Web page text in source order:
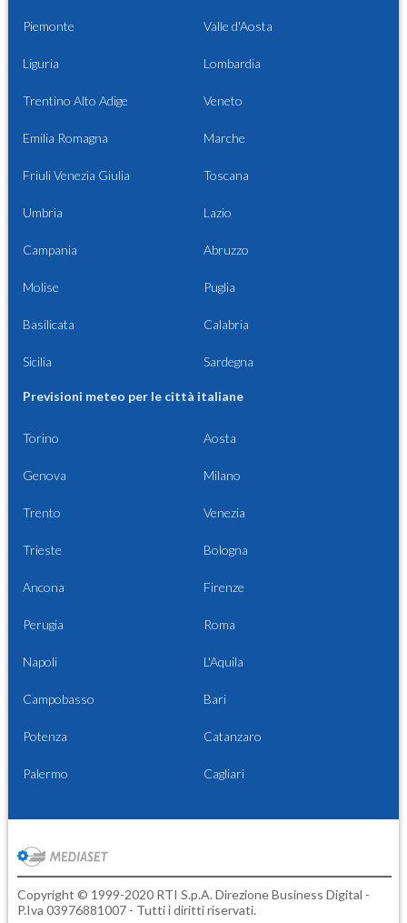
Piemonte Valle d'Aosta
Liguria Lombardia
Trentino Alto Adige Veneto
Emilia Romagna Marche
Friuli Venezia Giulia Toscana
Umbria Lazio
Campania Abruzzo
Molise Puglia
Basilicata Calabria
Sicilia Sardegna
Previsioni meteo per le città italiane
Torino Aosta
Genova Milano
Trento Venezia
Trieste Bologna
Ancona Firenze
Perugia Roma
Napoli L'Aquila
Campobasso Bari
Potenza Catanzaro
Palermo Cagliari
Copyright © 1999-2020 RTI S.p.A. Direzione Business Digital -
P.Iva 03976881007 - Tutti i diritti riservati.